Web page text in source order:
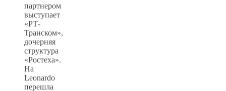
партнером
выступает
«РТ-
Транском»,
дочерняя
структура
«Ростеха».
На
Leonardo
перешла